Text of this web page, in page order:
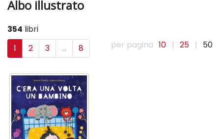
Albo illustrato
354 libri
1
2 3 ... 8 per pagina 10 | 25 | 50